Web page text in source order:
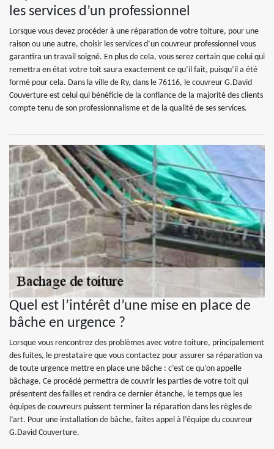
les services d’un professionnel
Lorsque vous devez procéder à une réparation de votre toiture, pour une
raison ou une autre, choisir les services d’un couvreur professionnel vous
garantira un travail soigné. En plus de cela, vous serez certain que celui qui
remettra en état votre toit saura exactement ce qu’il fait, puisqu’il a été
formé pour cela. Dans la ville de Ry, dans le 76116, le couvreur G.David
Couverture est celui qui bénéficie de la confiance de la majorité des clients
compte tenu de son professionnalisme et de la qualité de ses services.
Quel est l’intérêt d’une mise en place de
bâche en urgence ?
Lorsque vous rencontrez des problèmes avec votre toiture, principalement
des fuites, le prestataire que vous contactez pour assurer sa réparation va
de toute urgence mettre en place une bâche : c’est ce qu’on appelle
bâchage. Ce procédé permettra de couvrir les parties de votre toit qui
présentent des failles et rendra ce dernier étanche, le temps que les
équipes de couvreurs puissent terminer la réparation dans les règles de
l’art. Pour une installation de bâche, faites appel à l’équipe du couvreur
G.David Couverture.